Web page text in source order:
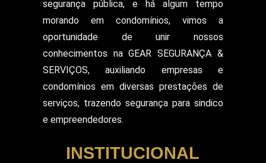
Segurança Particular Armado
Segurança Patrimonial E Monitoramento
Segurança Patrimonial em Hospitais
Segurança Patrimonial Eventos
Serviço de Escolta Armada
Empresa de Segurança em Mercado
Empresa de Segurança em Shopping Center
Serviço de Ronda com Viatura
Serviços de Portaria
segurança pública, e há algum tempo
morando em condomínios, vimos a
oportunidade de unir nossos
conhecimentos na GEAR SEGURANÇA &
SERVIÇOS, auxiliando empresas e
condomínios em diversas prestações de
serviços, trazendo segurança para sindico
e empreendedores.
INSTITUCIONAL